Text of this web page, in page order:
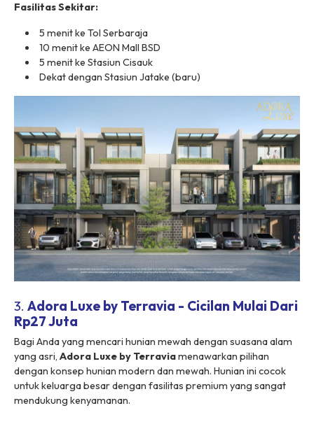
Fasilitas Sekitar:
5 menit ke Tol Serbaraja
10 menit ke AEON Mall BSD
5 menit ke Stasiun Cisauk
Dekat dengan Stasiun Jatake (baru)
3. Adora Luxe by Terravia - Cicilan Mulai Dari
Rp27 Juta
Bagi Anda yang mencari hunian mewah dengan suasana alam
yang asri, Adora Luxe by Terraviamenawarkan pilihan
dengan konsep hunian modern dan mewah. Hunian ini cocok
untuk keluarga besar dengan fasilitas premium yang sangat
mendukung kenyamanan.